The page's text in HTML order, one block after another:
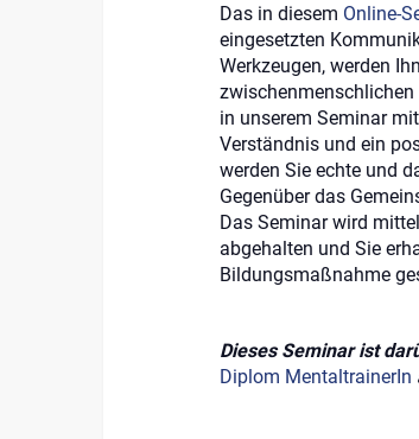
Das in diesem Online-
eingesetzten
Werkzeugen, werden
in unserem Seminar
Verständnis und ein
werden Sie echte und
Gegenüber das
Das Seminar wird
abgehalten und Sie
Bildungsmaßnahme
Dieses Seminar ist
Diplom MentaltrainerIn